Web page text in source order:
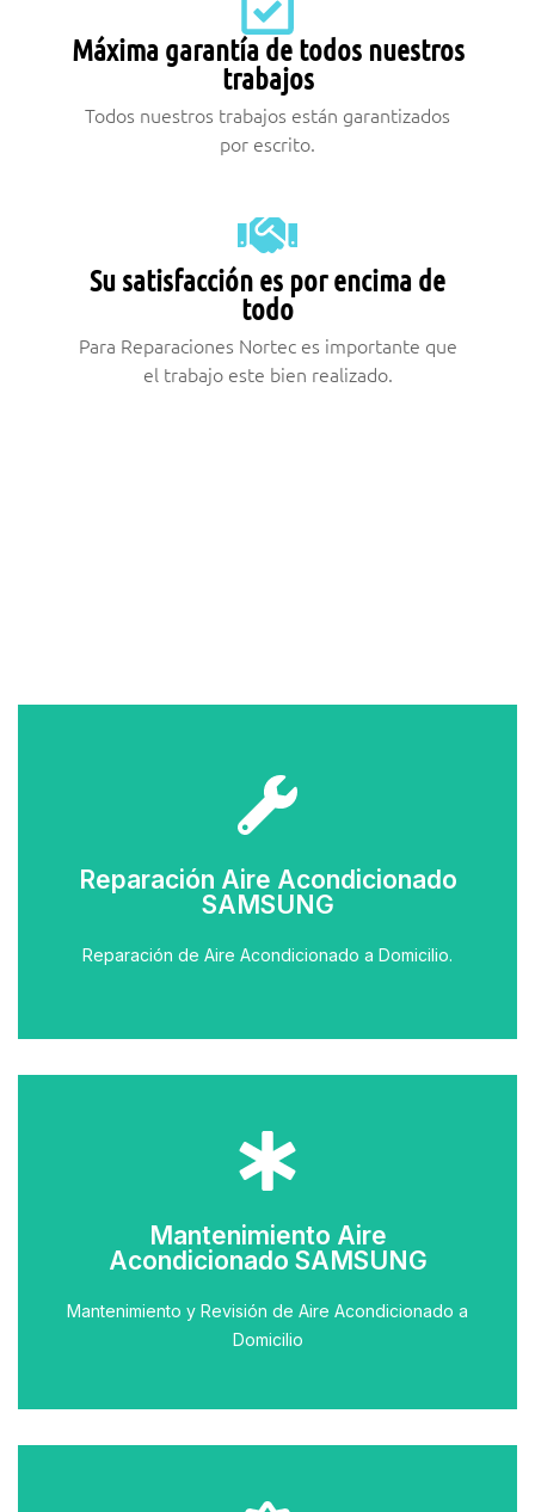
Máxima garantía de todos nuestros
trabajos
Todos nuestros trabajos están garantizados
por escrito.
Su satisfacción es por encima de
todo
Para Reparaciones Nortec es importante que
el trabajo este bien realizado.
Reparación Aire Acondicionado
SAMSUNG
Reparación de Aire Acondicionado a Domicilio.
Reparar Equipo de Aire
Acondicionado
Llamar y Solicitar Técnico
Llamar
Mantenimiento Aire
Acondicionado SAMSUNG
Mantenimiento y Revisión de Aire Acondicionado a
Domicilio
Mantenimiento de Aire
Solicitar Cita con un Técnico
Llamar